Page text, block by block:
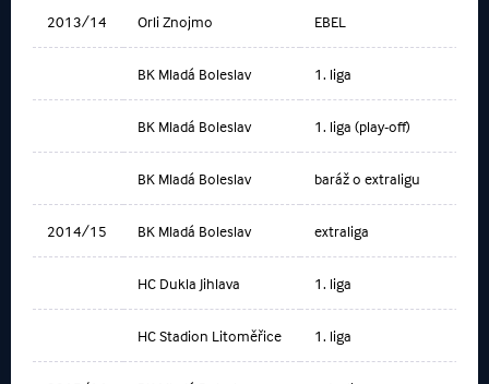
2013/14 Orli Znojmo EBEL
BK Mladá Boleslav 1. liga
BK Mladá Boleslav 1. liga (play-off)
BK Mladá Boleslav baráž o extraligu
2014/15 BK Mladá Boleslav extraliga
HC Dukla Jihlava 1. liga
HC Stadion Litoměřice 1. liga